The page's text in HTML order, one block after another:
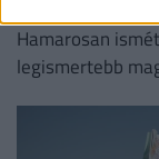
Hamarosan
legismertebb